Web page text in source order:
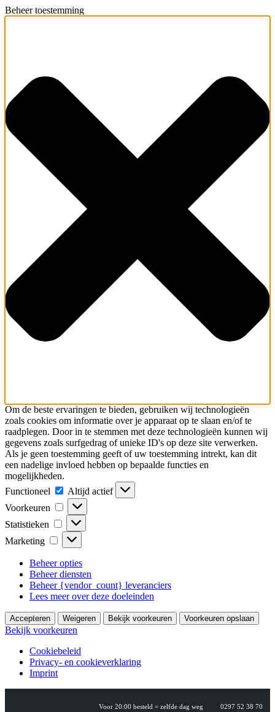
Beheer toestemming
Om de beste ervaringen te bieden, gebruiken wij technologieën
zoals cookies om informatie over je apparaat op te slaan en/of te
raadplegen. Door in te stemmen met deze technologieën kunnen wij
gegevens zoals surfgedrag of unieke ID's op deze site verwerken.
Als je geen toestemming geeft of uw toestemming intrekt, kan dit
een nadelige invloed hebben op bepaalde functies en
mogelijkheden.
Functioneel
Functioneel
Altijd actief
Voorkeuren
Voorkeuren
Statistieken Statistieken
Marketing Marketing
Beheer opties
Beheer diensten
Beheer {vendor_count} leveranciers
Lees meer over deze doeleinden
Accepteren Weigeren Bekijk voorkeuren Voorkeuren opslaan
Bekijk voorkeuren
Cookiebeleid
Privacy- en cookieverklaring
Imprint
Voor 20:00 besteld = zelfde dag weg 0297 52 38 70